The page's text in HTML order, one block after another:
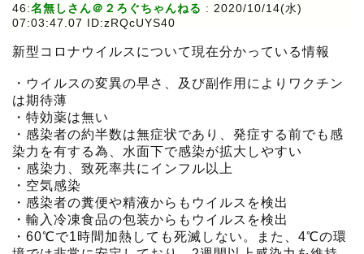
46:名無しさん＠２ろぐちゃんねる : 2020/10/14(水)
07:03:47.07 ID:zRQcUYS40
新型コロナウイルスについて現在分かっている情報
・ウイルスの変異の早さ、及び副作用によりワクチン
は期待薄
・特効薬は無い
・感染者の約半数は無症状であり、発症する前でも感
染力を有する為、水面下で感染が拡大しやすい
・感染力、致死率共にインフル以上
・空気感染
・感染者の糞便や精液からもウイルスを検出
・輸入冷凍食品の包装からもウイルスを検出
・60℃で1時間加熱しても死滅しない。また、4℃の環